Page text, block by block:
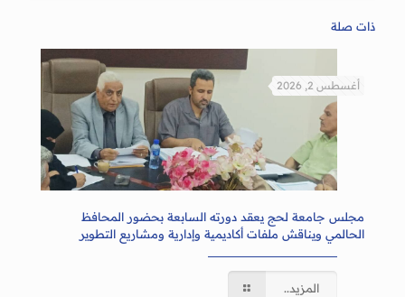
ذات صلة
أغسطس 2, 2026
مجلس جامعة لحج يعقد دورته السابعة بحضور المحافظ
الحالمي ويناقش ملفات أكاديمية وإدارية ومشاريع التطوير
المزيد..